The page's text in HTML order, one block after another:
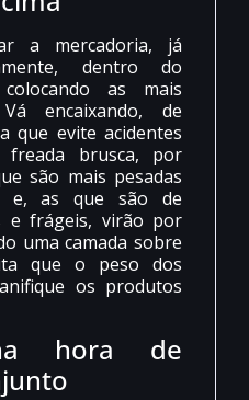
a mercadoria, já
dentro do
as mais
encaixando, de
que evite acidentes
brusca, por
são mais pesadas
e, as que são de
e frágeis, virão por
uma camada sobre
que o peso dos
os produtos
hora de